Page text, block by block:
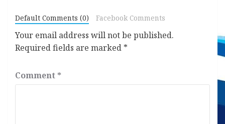
Default Comments (0) Facebook Comments
Your email address will not be published.
Required fields are marked *
Comment *